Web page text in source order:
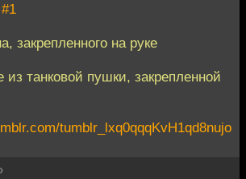
#1
закрепленного на руке
танковой пушки, закрепленной
tumblr_lxq0qqqKvH1qd8nujo